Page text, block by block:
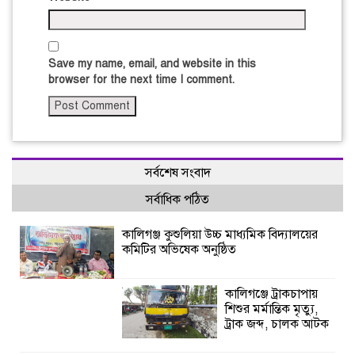
Save my name, email, and website in this
browser for the next time I comment.
সর্বশেষ সংবাদ
সর্বাধিক পঠিত
কালিগঞ্জ কুশুলিয়া উচ্চ মাধ্যমিক বিদ্যালয়ের
কমিটির অভিষেক অনুষ্ঠিত
কালিগঞ্জে ট্রাকচাপায়
শিশুর মর্মান্তিক মৃত্যু,
ট্রাক জব্দ, চালক আটক